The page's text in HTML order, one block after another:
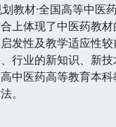
材·全国高等中医
上体现了中医药教
发性及教学适应性
行业的新知识、新
中医药高等教育本
。